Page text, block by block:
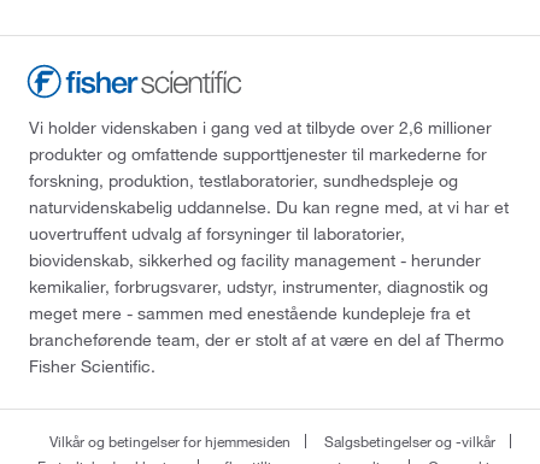
Vi holder videnskaben i gang ved at tilbyde over 2,6 millioner
produkter og omfattende supporttjenester til markederne for
forskning, produktion, testlaboratorier, sundhedspleje og
naturvidenskabelig uddannelse. Du kan regne med, at vi har et
uovertruffent udvalg af forsyninger til laboratorier,
biovidenskab, sikkerhed og facility management - herunder
kemikalier, forbrugsvarer, udstyr, instrumenter, diagnostik og
meget mere - sammen med enestående kundepleje fra et
brancheførende team, der er stolt af at være en del af Thermo
Fisher Scientific.
Vilkår og betingelser for hjemmesiden
Salgsbetingelser og -vilkår